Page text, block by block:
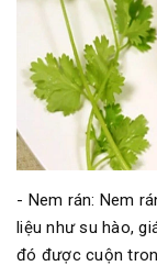
- Nem rán: Nem
liệu như su hào,
đó được cuộn